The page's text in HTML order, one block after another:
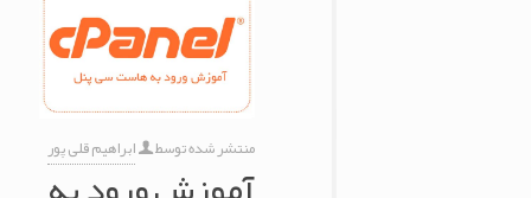
منتشر شده توسط ابراهیم قلی پور